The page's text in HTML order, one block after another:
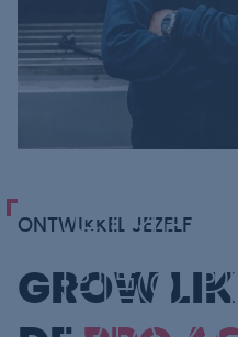
ONTWIKKEL JEZELF
GROW